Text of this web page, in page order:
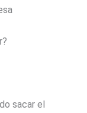
sacar el